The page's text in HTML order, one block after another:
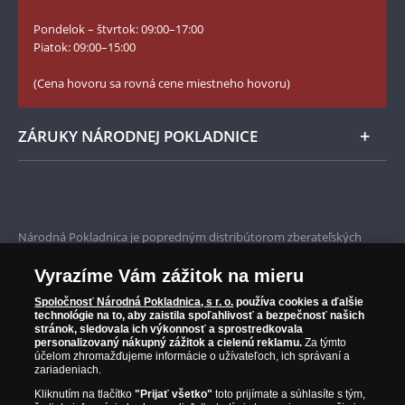
Numizmatické novinky
YouTube Národnej Pokladnice
Pondelok – štvrtok: 09:00–17:00
Piatok: 09:00–15:00
(Cena hovoru sa rovná cene miestneho hovoru)
ZÁRUKY NÁRODNEJ POKLADNICE
Iba originálne produkty
Národná Pokladnica je popredným distribútorom zberateľských
od roku 2010.
Národná Pokladnica je oficiálnym distribútorom numizmatických
emisií z viac ako 50 krajín, vrátane známych mincovní a emitentov
ako je Britská kráľovská mincovňa, Kráľovská kanadská mincovňa,
Parížska mincovňa, Nórska mincovňa, Fínska mincovňa alebo
Austrálska mincovňa Perth. Spoločnosť svojim zákazníkom a
zberateľom garantuje, že všetky produkty sú v originálnej a v
autentickosti.
Vyrazíme Vám zážitok na mieru
Spoločnosť Národná Pokladnica, s r. o. používa cookies a ďalšie
technológie na to, aby zaistila spoľahlivosť a bezpečnosť našich
stránok, sledovala ich výkonnosť a sprostredkovala
personalizovaný nákupný zážitok a cielenú reklamu. Za týmto
účelom zhromažďujeme informácie o užívateľoch, ich správaní a
zariadeniach.
Kliknutím na tlačítko"Prijať všetko" toto prijímate a súhlasíte s tým,